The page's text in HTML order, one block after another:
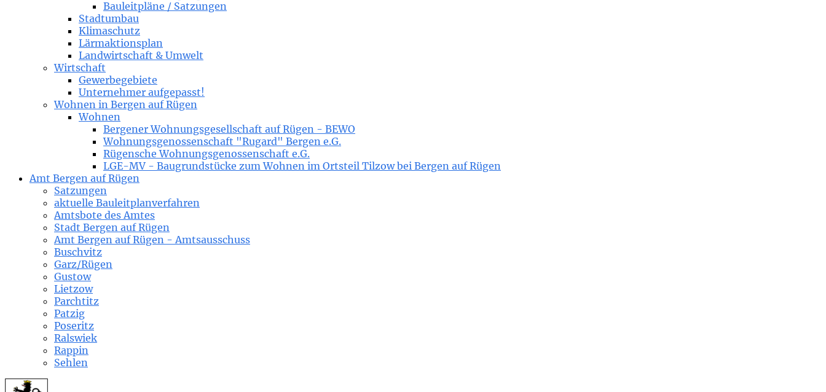
Bauleitpläne / Satzungen
Stadtumbau
Klimaschutz
Lärmaktionsplan
Landwirtschaft & Umwelt
Wirtschaft
Gewerbegebiete
Unternehmer aufgepasst!
Wohnen in Bergen auf Rügen
Wohnen
Bergener Wohnungsgesellschaft auf Rügen - BEWO
Wohnungsgenossenschaft "Rugard" Bergen e.G.
Rügensche Wohnungsgenossenschaft e.G.
LGE-MV - Baugrundstücke zum Wohnen im Ortsteil Tilzow bei Bergen auf Rügen
Amt Bergen auf Rügen
Satzungen
aktuelle Bauleitplanverfahren
Amtsbote des Amtes
Stadt Bergen auf Rügen
Amt Bergen auf Rügen - Amtsausschuss
Buschvitz
Garz/Rügen
Gustow
Lietzow
Parchtitz
Patzig
Poseritz
Ralswiek
Rappin
Sehlen